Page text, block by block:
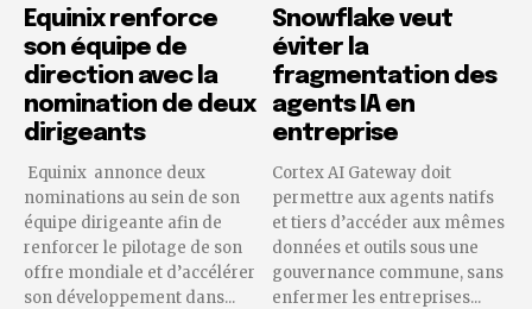
Equinix renforce
son équipe de
direction avec la
nomination de deux
dirigeants
Equinix annonce deux
nominations au sein de son
équipe dirigeante afin de
renforcer le pilotage de son
offre mondiale et d’accélérer
son développement dans...
Snowflake veut
éviter la
fragmentation des
agents IA en
entreprise
Cortex AI Gateway doit
permettre aux agents natifs
et tiers d’accéder aux mêmes
données et outils sous une
gouvernance commune, sans
enfermer les entreprises...